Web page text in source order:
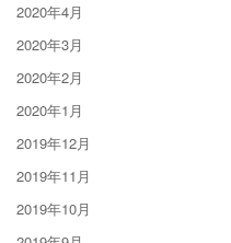
2020年4月
2020年3月
2020年2月
2020年1月
2019年12月
2019年11月
2019年10月